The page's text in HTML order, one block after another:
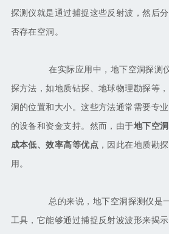
探测仪就是通过捕捉这些反射波，然后
否存在空洞。
在实际应用中，地下空洞探测
探方法，如地质钻探、地球物理勘探等
洞的位置和大小。这些方法通常需要专
的设备和资金支持。然而，由于地下空
成本低、效率高等优点 ，因此在地质勘
用。
总的来说，地下空洞探测仪是
工具，它能够通过捕捉反射波波形来揭